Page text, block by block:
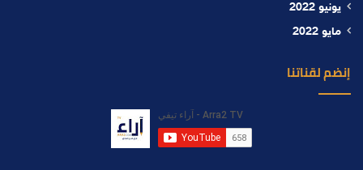
يونيو 2022
مايو 2022
إنضم لقناتنا